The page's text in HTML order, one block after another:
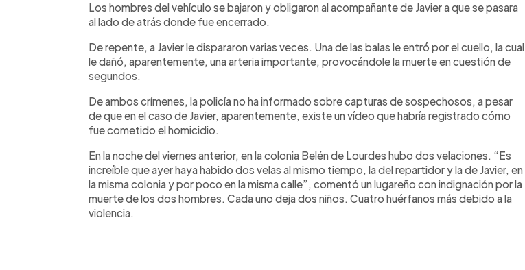
Los hombres del vehículo se bajaron y obligaron al acompañante de Javier a que se pasara
al lado de atrás donde fue encerrado.
De repente, a Javier le dispararon varias veces. Una de las balas le entró por el cuello, la cual
le dañó, aparentemente, una arteria importante, provocándole la muerte en cuestión de
segundos.
De ambos crímenes, la policía no ha informado sobre capturas de sospechosos, a pesar
de que en el caso de Javier, aparentemente, existe un vídeo que habría registrado cómo
fue cometido el homicidio.
En la noche del viernes anterior, en la colonia Belén de Lourdes hubo dos velaciones. “Es
increíble que ayer haya habido dos velas al mismo tiempo, la del repartidor y la de Javier, en
la misma colonia y por poco en la misma calle”, comentó un lugareño con indignación por la
muerte de los dos hombres. Cada uno deja dos niños. Cuatro huérfanos más debido a la
violencia.